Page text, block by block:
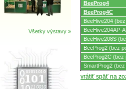
Všetky výstavy »
BeeProg4
BeeProg4C
BeeHive204
BeeHive204AP-
BeeHive208S
BeeProg2 (bez
BeeProg2C (bez
SmartProg2
vrátiť späť na